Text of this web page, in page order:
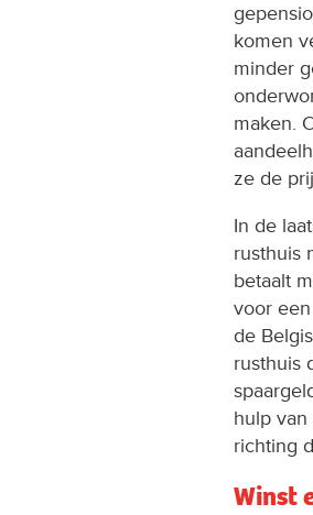
komen
minder
maken.
ze de
In de
rusthuis
betaalt
voor
de
rusthuis
hulp
richting
Winst